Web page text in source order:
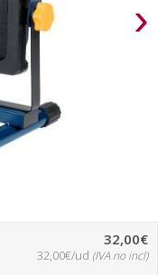
›
32,00€
32,00€/ud (IVA no incl)